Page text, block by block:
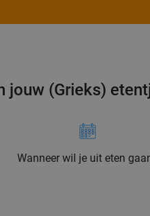
jouw (Grieks)
Wanneer wil je uit eten